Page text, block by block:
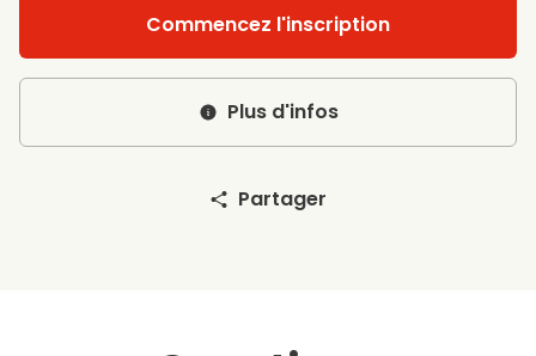
Commencez l'inscription
Plus d'infos
Partager